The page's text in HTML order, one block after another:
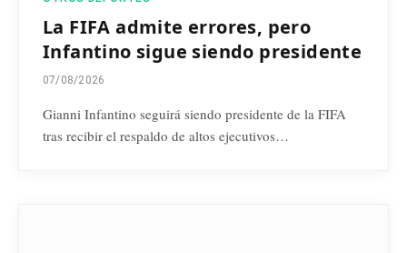
La FIFA admite errores, pero
Infantino sigue siendo presidente
07/08/2026
Gianni Infantino seguirá siendo presidente de la FIFA
tras recibir el respaldo de altos ejecutivos…